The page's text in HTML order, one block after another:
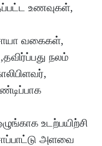
உணவுகள்,
வகைகள்,
நலம்
உடற்பயிற்சி
அளவை